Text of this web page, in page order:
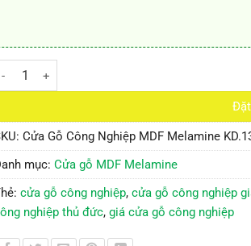
Gỗ Công Nghiệp MDF Melamine KD.13 số lượng
Cửa Gỗ Công Nghiệp MDF Melamine
mục: Cửa gỗ MDF Melamine
cửa gỗ công nghiệp, cửa gỗ công nghiệp
nghiệp thủ đức, giá cửa gỗ công nghiệp